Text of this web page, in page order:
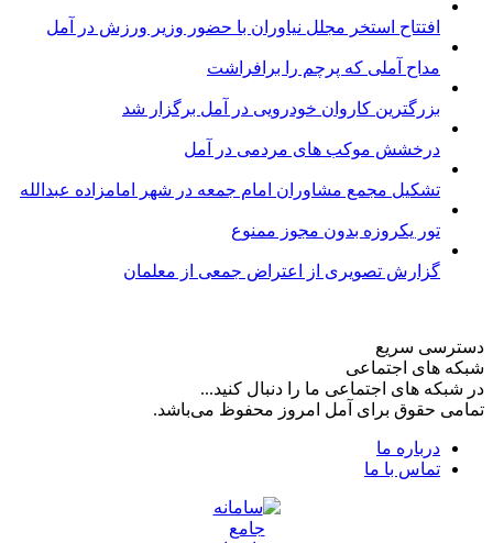
افتتاح استخر مجلل نیاوران با حضور وزیر ورزش در آمل
مداح آملی که پرچم را برافراشت
بزرگترین کاروان خودرویی در آمل برگزار شد
درخشش موکب های مردمی در آمل
تشکیل مجمع مشاوران امام جمعه در شهر امامزاده عبدالله
تور یکروزه بدون مجوز ممنوع
گزارش تصویری از اعتراض جمعی از معلمان
دسترسی سریع
شبکه های اجتماعی
در شبکه های اجتماعی ما را دنبال کنید...
تمامی حقوق برای آمل امروز محفوظ می‌باشد.
درباره ما
تماس با ما